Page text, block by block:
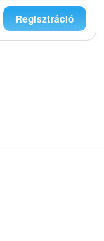
Regisztráció